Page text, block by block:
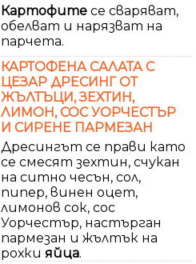
Картофите се сваряват,
обелват и нарязват на
парчета.
КАРТОФЕНА САЛАТА С
ЦЕЗАР ДРЕСИНГ ОТ
ЖЪЛТЪЦИ, ЗЕХТИН,
ЛИМОН, СОС УОРЧЕСТЪР
И СИРЕНЕ ПАРМЕЗАН
Дресингът се прави като
се смесят зехтин, счукан
на ситно чесън, сол,
пипер, винен оцет,
лимонов сок, сос
Уорчестър, настърган
пармезан и жълтък на
рохки яйца.